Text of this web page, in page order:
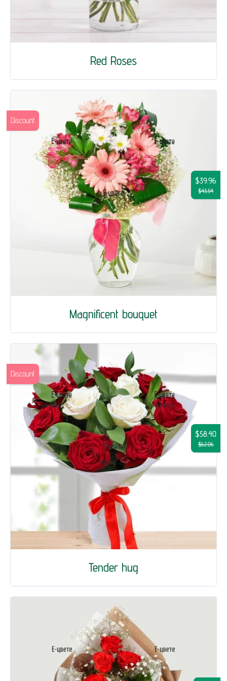
Red Roses
Magnificent bouquet
$39.96
$43.54
Discount
Tender hug
$58.40
$62.06
Discount